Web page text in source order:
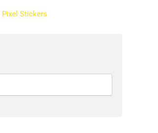
Pixel Stickers